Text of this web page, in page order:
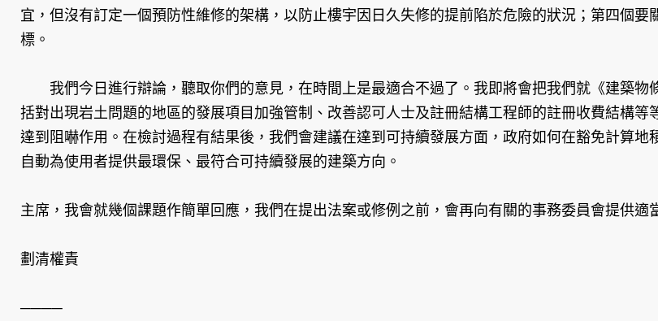
宜，但沒有訂定一個預防性維修的架構，以防止樓宇因日久失修的提前陷於危險的狀況；第四個
標。
我們今日進行辯論，聽取你們的意見，在時間上是最適合不過了。我即將會把我們就《建築物
括對出現岩土問題的地區的發展項目加強管制、改善認可人士及註冊結構工程師的註冊收費結構
達到阻嚇作用。在檢討過程有結果後，我們會建議在達到可持續發展方面，政府如何在豁免計算
自動為使用者提供最環保、最符合可持續發展的建築方向。
主席，我會就幾個課題作簡單回應，我們在提出法案或修例之前，會再向有關的事務委員會提供適
劃清權責
────